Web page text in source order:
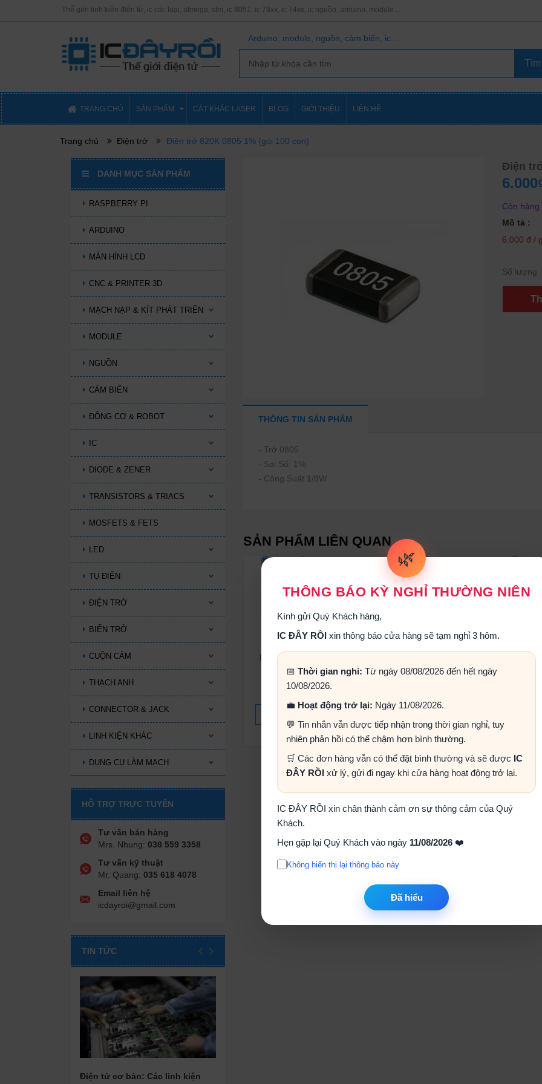
🌿
THÔNG BÁO KỲ NGHỈ THƯỜNG NIÊN
Kính gửi Quý Khách hàng,
IC ĐÂY RỒI xin thông báo cửa hàng sẽ tạm nghỉ 3 hôm.
📅 Thời gian nghỉ: Từ ngày 08/08/2026 đến hết ngày
10/08/2026.
💼 Hoạt động trở lại: Ngày 11/08/2026.
💬 Tin nhắn vẫn được tiếp nhận trong thời gian nghỉ, tuy
nhiên phản hồi có thể chậm hơn bình thường.
🛒 Các đơn hàng vẫn có thể đặt bình thường và sẽ được IC
ĐÂY RỒI xử lý, gửi đi ngay khi cửa hàng hoạt động trở lại.
IC ĐÂY RỒI xin chân thành cảm ơn sự thông cảm của Quý
Khách.
Hẹn gặp lại Quý Khách vào ngày 11/08/2026 ❤️
Không hiển thị lại thông báo này
Đã hiểu
Thế giới linh kiện điện tử, ic các loại, atmega, stm, ic 8051, ic 78xx, ic 74xx, ic nguồn, arduino, module ...
Arduino, module, nguồn, cảm biến, ic...
TRANG CHỦ SẢN PHẨM CẮT KHẮC LASER BLOG GIỚI THIỆU LIÊN HỆ
Trang chủ Điện trở Điện trở 820K 0805 1% (gói 100 con)
DANH MỤC SẢN PHẨM
RASPBERRY PI
ARDUINO
MÀN HÌNH LCD
CNC & PRINTER 3D
MẠCH NẠP & KÍT PHÁT TRIỂN
MODULE
NGUỒN
CẢM BIẾN
ĐỘNG CƠ & ROBOT
IC
DIODE & ZENER
TRANSISTORS & TRIACS
MOSFETS & FETS
LED
TỤ ĐIỆN
ĐIỆN TRỞ
BIẾN TRỞ
CUỘN CẢM
THẠCH ANH
CONNECTOR & JACK
LINH KIỆN KHÁC
DỤNG CỤ LÀM MẠCH
HỖ TRỢ TRỰC TUYẾN
Tư vấn bán hàng
Mrs. Nhung: 038 559 3358
Tư vấn kỹ thuật
Mr. Quang: 035 618 4078
Email liên hệ
icdayroi@gmail.com
TIN TỨC
Điện tử cơ bản: Các linh kiện
Điện
Còn hàng
Mô tả :
6.000 đ /
Số lượng
THÔNG TIN SẢN PHẨM
- Trở 0805
- Sai Số: 1%
- Công Suất 1/8W
SẢN PHẨM LIÊN QUAN
Điện trở 0.12R 1/2W 5%
(Gói 20 con)
4.000₫
(Gói 20 con)
Điện